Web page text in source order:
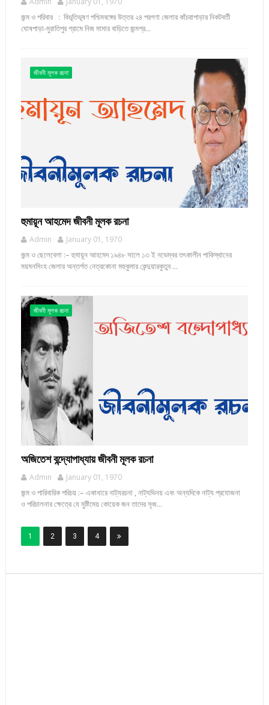
জন্ম ও পরিবার : বিভূতিভূষণ পশ্চিমবঙ্গের উত্তর ২৪ পরগণা জেলার কাঁচরাপাড়ার নিকটবর্তী
ঘোষপাড়া-মুরাতিপুর গ্রামে নিজ মামার বাড়িতে জন্মগ্র...
জীবনী মূলক রচনা
হুমায়ূন আহমেদ জীবনী মূলক রচনা
Admin January 01, 1970
জন্ম ও ছেলেবেলা :– হুমায়ূন আহমেদ ১৯৪৮ সালে ১৩ ই নভেম্বর তৎকালীন পাকিস্থানের
ময়মনসিংহ জেলার অন্তর্গত নেত্রকোনা মহুকুমার কেন্দুয়ারকুতুব ...
জীবনী মূলক রচনা
অজিতেশ বন্দ্যোপাধ্যায় জীবনী মূলক রচনা
Admin January 01, 1970
জন্ম ও পারিবারিক পরিচয় :– একাধারে নাট্যরচনা , নাট্যভিনয় এবং অন্যদিকে নাট্য প্রযোজনা
ও পরিচালনার ক্ষেত্রে যে মুষ্টিমেয় কোয়েক জন তাদের সৃজ...
1 2 3 4